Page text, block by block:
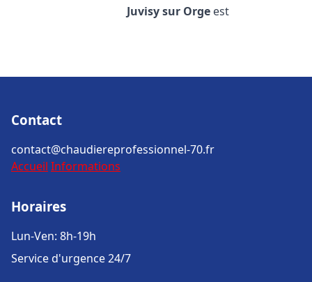
Juvisy sur Orge est
Contact
contact@chaudiereprofessionnel-70.fr
Accueil Informations
Horaires
Lun-Ven: 8h-19h
Service d'urgence 24/7